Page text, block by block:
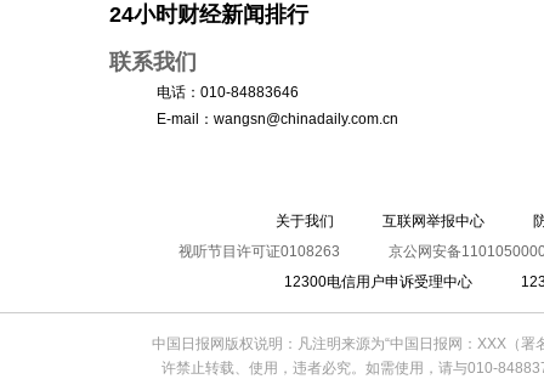
24小时财经新闻排行
联系我们
电话： 010-84883646
E-mail： wangsn@chinadaily.com.cn
关于我们 互联网举报中心
视听节目许可证0108263
京公网安备
12300电信用户申诉受理中心
中国日报网版权说明：凡注明来源为“中国日报网：XXX（
许禁止转载、使用，违者必究。如需使用，请与010-